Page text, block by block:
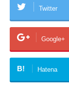
Twitter
Google+
B! Hatena